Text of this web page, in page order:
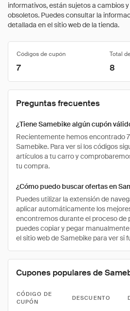
informativos, están sujetos a cambios
obsoletos. Puedes consultar la
detallada en el sitio web de la tienda.
Códigos de cupón Total
7 8
Preguntas frecuentes
¿Tiene Samebike algún cupón
Recientemente hemos encontrado
Samebike. Para ver si los códigos
artículos a tu carro y
tu compra.
¿Cómo puedo buscar ofertas en
Puedes utilizar la extensión de
aplicar automáticamente los
encontremos durante el proceso de
puedes copiar y pegar
el sitio web de Samebike para ver si
Cupones populares de
CÓDIGO DE
CUPÓN
DESCUENTO